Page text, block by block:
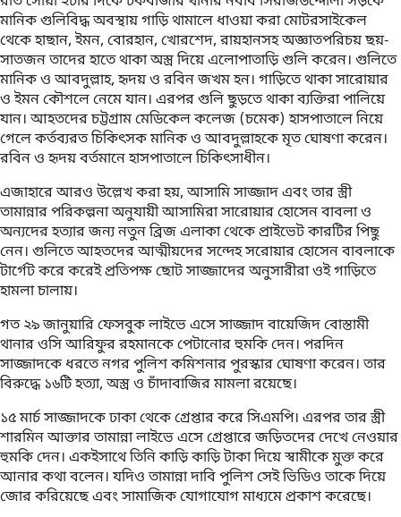
মানিক গুলিবিদ্ধ অবস্থায় গাড়ি থামালে ধাওয়া করা মোটরসাইকেল
থেকে হাছান, ইমন, বোরহান, খোরশেদ, রায়হানসহ অজ্ঞাতপরিচয় ছয়-
সাতজন তাদের হাতে থাকা অস্ত্র দিয়ে এলোপাতাড়ি গুলি করেন। গুলিতে
মানিক ও আবদুল্লাহ, হৃদয় ও রবিন জখম হন। গাড়িতে থাকা সারোয়ার
ও ইমন কৌশলে নেমে যান। এরপর গুলি ছুড়তে থাকা ব্যক্তিরা পালিয়ে
যান। আহতদের চট্টগ্রাম মেডিকেল কলেজ (চমেক) হাসপাতালে নিয়ে
গেলে কর্তব্যরত চিকিৎসক মানিক ও আবদুল্লাহকে মৃত ঘোষণা করেন।
রবিন ও হৃদয় বর্তমানে হাসপাতালে চিকিৎসাধীন।
এজাহারে আরও উল্লেখ করা হয়, আসামি সাজ্জাদ এবং তার স্ত্রী
তামান্নার পরিকল্পনা অনুযায়ী আসামিরা সারোয়ার হোসেন বাবলা ও
অন্যদের হত্যার জন্য নতুন ব্রিজ এলাকা থেকে প্রাইভেট কারটির পিছু
নেন। গুলিতে আহতদের আত্মীয়দের সন্দেহ সরোয়ার হোসেন বাবলাকে
টার্গেট করে করেই প্রতিপক্ষ ছোট সাজ্জাদের অনুসারীরা ওই গাড়িতে
হামলা চালায়।
গত ২৯ জানুয়ারি ফেসবুক লাইভে এসে সাজ্জাদ বায়েজিদ বোস্তামী
থানার ওসি আরিফুর রহমানকে পেটানোর হুমকি দেন। পরদিন
সাজ্জাদকে ধরতে নগর পুলিশ কমিশনার পুরস্কার ঘোষণা করেন। তার
বিরুদ্ধে ১৬টি হত্যা, অস্ত্র ও চাঁদাবাজির মামলা রয়েছে।
১৫ মার্চ সাজ্জাদকে ঢাকা থেকে গ্রেপ্তার করে সিএমপি। এরপর তার স্ত্রী
শারমিন আক্তার তামান্না লাইভে এসে গ্রেপ্তারে জড়িতদের দেখে নেওয়ার
হুমকি দেন। একইসাথে তিনি কাড়ি কাড়ি টাকা দিয়ে স্বামীকে মুক্ত করে
আনার কথা বলেন। যদিও তামান্না দাবি পুলিশ সেই ভিডিও তাকে দিয়ে
জোর করিয়েছে এবং সামাজিক যোগাযোগ মাধ্যমে প্রকাশ করেছে।